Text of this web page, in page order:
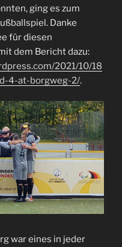
ging es zum
Danke
für diesen
dem Bericht dazu:
2021/10/18
4-at-borgweg-2/.
war eines in jeder